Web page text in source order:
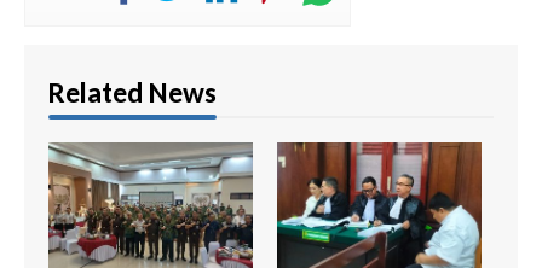
Related News